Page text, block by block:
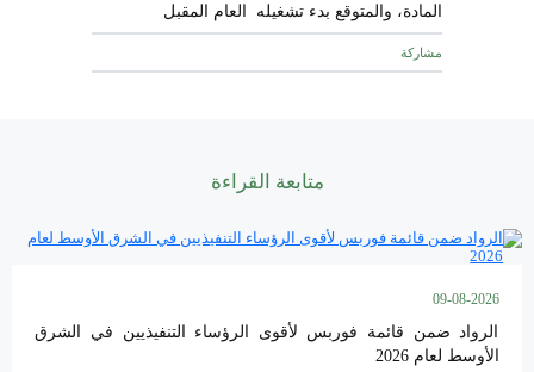
المادة، والمتوقع بدء تشغيله العام المقبل
مشاركة
متابعة القراءة
09-08-2026
الرواد ضمن قائمة فوربس لأقوى الرؤساء التنفيذيين في الشرق
الأوسط لعام 2026